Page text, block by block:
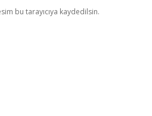
bu tarayıcıya kaydedilsin.